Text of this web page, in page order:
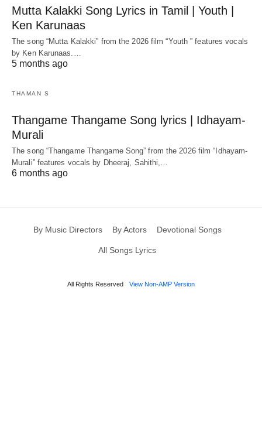
Mutta Kalakki Song Lyrics in Tamil | Youth |
Ken Karunaas
The song “Mutta Kalakki” from the 2026 film “Youth ” features vocals
by Ken Karunaas.…
5 months ago
THAMAN S
Thangame Thangame Song lyrics | Idhayam-
Murali
The song “Thangame Thangame Song” from the 2026 film “Idhayam-
Murali” features vocals by Dheeraj, Sahithi,…
6 months ago
By Music Directors By Actors Devotional Songs
All Songs Lyrics
All Rights Reserved View Non-AMP Version